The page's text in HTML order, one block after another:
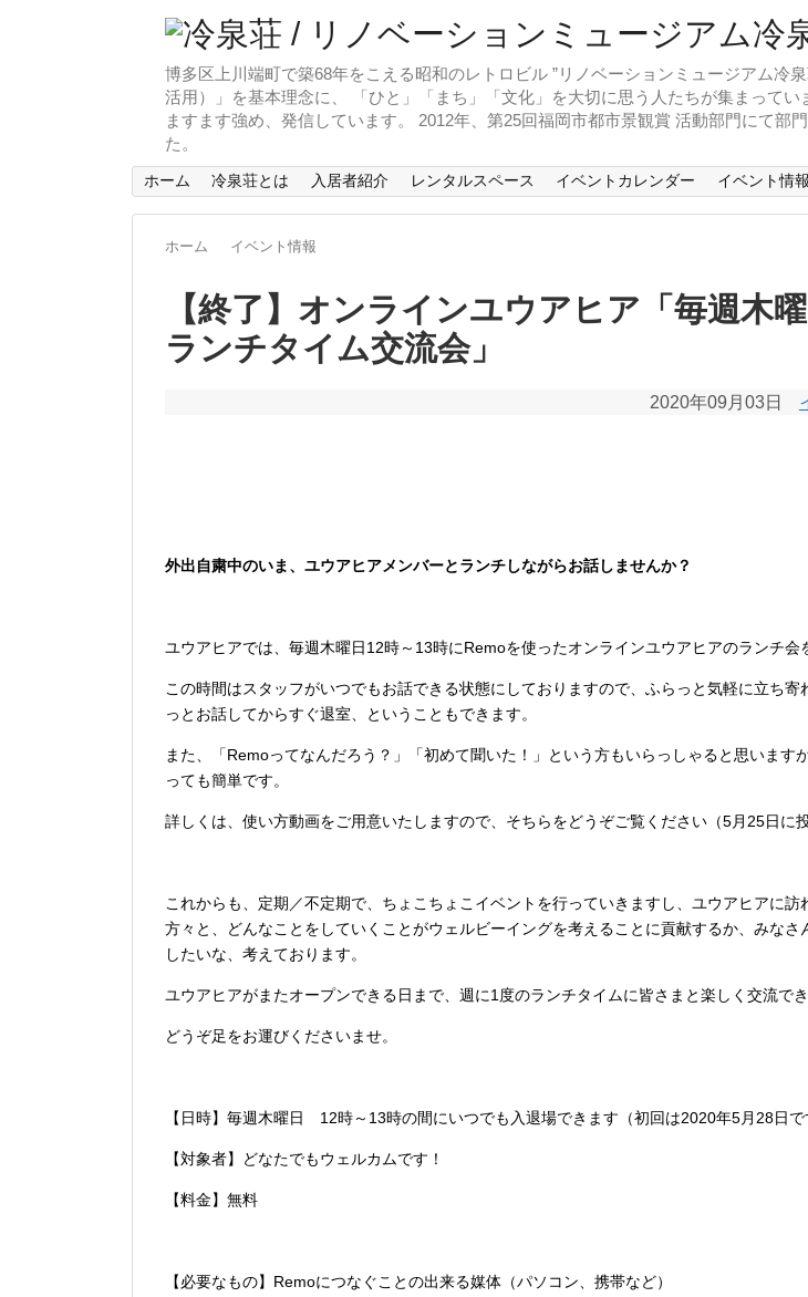
博多区上川端町で築68年をこえる昭和のレトロビル ”リノベーションミュージアム冷
活用）」を基本理念に、 「ひと」「まち」「文化」を大切に思う人たちが集まって
ますます強め、発信しています。 2012年、第25回福岡市都市景観賞 活動部門にて部
た。
ホーム 冷泉荘とは 入居者紹介 レンタルスペース イベントカレンダー イベント情報
ホーム イベント情報
【終了】オンラインユウアヒア「毎週木曜
ランチタイム交流会」
2020年09月03日
外出自粛中のいま、ユウアヒアメンバーとランチしながらお話しませんか？
ユウアヒアでは、毎週木曜日12時～13時にRemoを使ったオンラインユウアヒアのランチ会
この時間はスタッフがいつでもお話できる状態にしておりますので、ふらっと気軽に立ち寄
っとお話してからすぐ退室、ということもできます。
また、「Remoってなんだろう？」「初めて聞いた！」という方もいらっしゃると思います
っても簡単です。
詳しくは、使い方動画をご用意いたしますので、そちらをどうぞご覧ください（5月25日に投
これからも、定期／不定期で、ちょこちょこイベントを行っていきますし、ユウアヒアに訪
方々と、どんなことをしていくことがウェルビーイングを考えることに貢献するか、みなさ
したいな、考えております。
ユウアヒアがまたオープンできる日まで、週に1度のランチタイムに皆さまと楽しく交流でき
どうぞ足をお運びくださいませ。
【日時】毎週木曜日 12時～13時の間にいつでも入退場できます（初回は2020年5月28日で
【対象者】どなたでもウェルカムです！
【料金】無料
【必要なもの】Remoにつなぐことの出来る媒体（パソコン、携帯など）